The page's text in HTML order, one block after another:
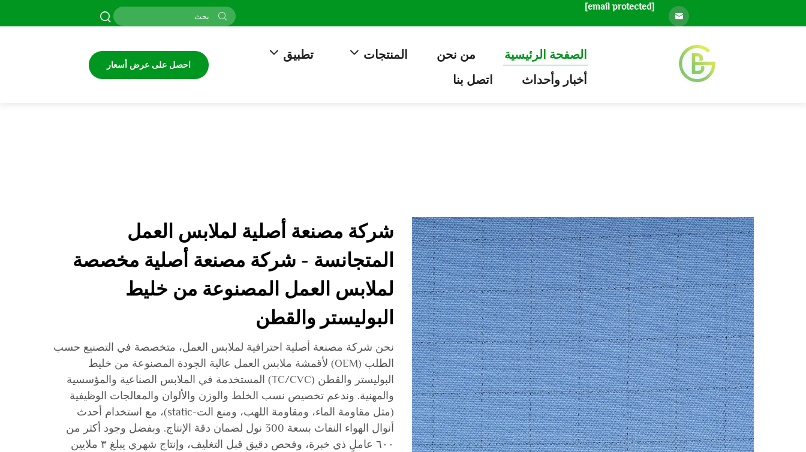
[email protected]
الصفحة الرئيسية من نحن المنتجات
تطبيق
أخبار وأحداث
اتصل بنا
احصل على عرض أسعار
شركة مصنعة أصلية لملابس العمل
المتجانسة - شركة مصنعة أصلية مخصصة
لملابس العمل المصنوعة من خليط
البوليستر والقطن
نحن شركة مصنعة أصلية احترافية لملابس العمل، متخصصة في التصنيع حسب
الطلب (OEM) لأقمشة ملابس العمل عالية الجودة المصنوعة من خليط
البوليستر والقطن (TC/CVC) المستخدمة في الملابس الصناعية والمؤسسية
والمهنية. وندعم تخصيص نسب الخلط والوزن والألوان والمعالجات الوظيفية
(مثل مقاومة الماء، ومقاومة اللهب، ومنع الت-static)، مع استخدام أحدث
أنوال الهواء النفاث بسعة 300 نول لضمان دقة الإنتاج. وبفضل وجود أكثر من
٦٠٠ عاملٍ ذي خبرة، وفحص دقيق قبل التغليف، وإنتاج شهري يبلغ ٣ ملايين